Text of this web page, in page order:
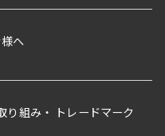
へ
り組み トレードマーク